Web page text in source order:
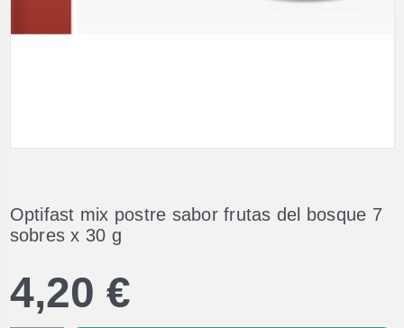
Optifast mix postre sabor frutas del bosque 7
sobres x 30 g
4,20 €